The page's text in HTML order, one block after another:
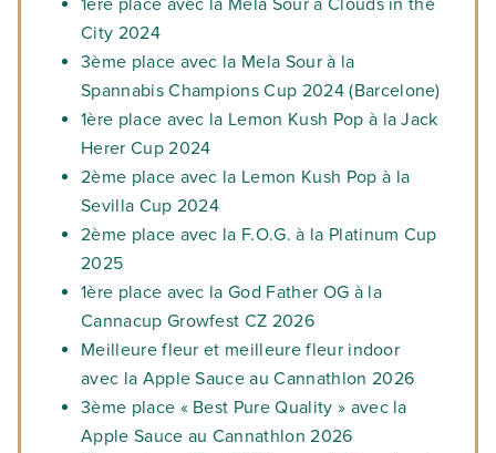
1ère place avec la Mela Sour à Clouds in the
City 2024
3ème place avec la Mela Sour à la
Spannabis Champions Cup 2024 (Barcelone)
1ère place avec la Lemon Kush Pop à la Jack
Herer Cup 2024
2ème place avec la Lemon Kush Pop à la
Sevilla Cup 2024
2ème place avec la F.O.G. à la Platinum Cup
2025
1ère place avec la God Father OG à la
Cannacup Growfest CZ 2026
Meilleure fleur et meilleure fleur indoor
avec la Apple Sauce au Cannathlon 2026
3ème place « Best Pure Quality » avec la
Apple Sauce au Cannathlon 2026